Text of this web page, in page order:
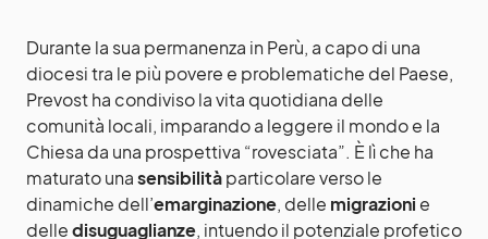
Durante la sua permanenza in Perù, a capo di una
diocesi tra le più povere e problematiche del Paese,
Prevost ha condiviso la vita quotidiana delle
comunità locali, imparando a leggere il mondo e la
Chiesa da una prospettiva “rovesciata”. È lì che ha
maturato unasensibilitàparticolare verso le
dinamiche dell’emarginazione, delle migrazioni e
delledisuguaglianze, intuendo il potenziale profetico